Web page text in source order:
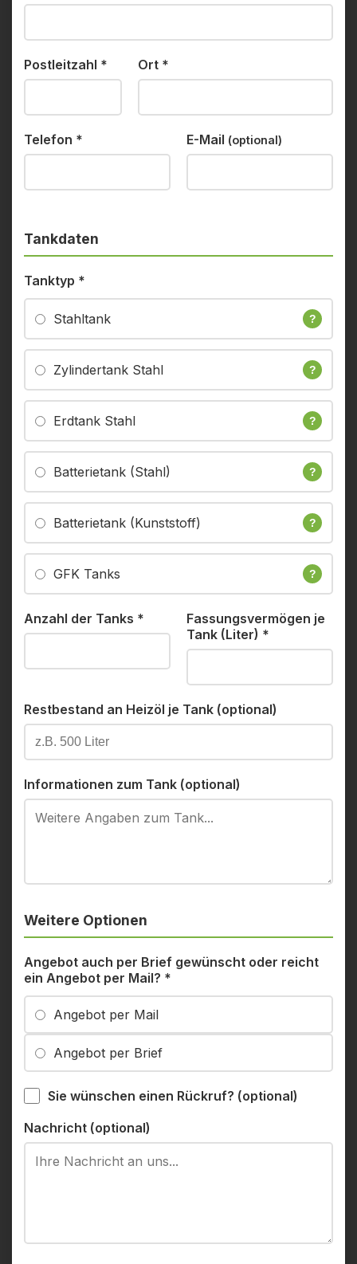
Postleitzahl * Ort *
Telefon * E-Mail (optional)
Tankdaten
Tanktyp *
Stahltank ?
Zylindertank Stahl ?
Erdtank Stahl ?
Batterietank (Stahl) ?
Batterietank (Kunststoff) ?
GFK Tanks ?
Anzahl der Tanks *
Fassungsvermögen je
Tank (Liter) *
Restbestand an Heizöl je Tank (optional)
Informationen zum Tank (optional)
Weitere Optionen
Angebot auch per Brief gewünscht oder reicht
ein Angebot per Mail? *
Angebot per Mail
Angebot per Brief
Sie wünschen einen Rückruf? (optional)
Nachricht (optional)